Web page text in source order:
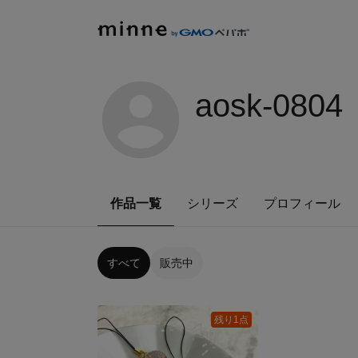
aosk-0804
作品一覧 シリーズ プロフィール
すべて 販売中
残り1点